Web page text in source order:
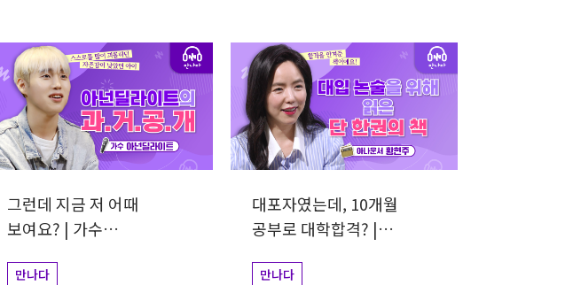
그런데 지금 저 어때
보여요? | 가수
만나다
대포자였는데, 10개월
공부로 대학합격? |
만나다